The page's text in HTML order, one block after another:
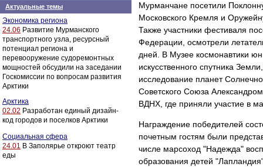
Актуальные темы
Экономика региона
24.06 Развитие Мурманского
транспортного узла, ресурсный
потенциал региона и
перевооружение судоремонтных
мощностей обсудили на заседании
Госкомиссии по вопросам развития
Арктики
Арктика
02.02 Разработан единый дизайн-
код городов и поселков Арктики
Социальная сфера
24.01 В Заполярье откроют театр
еды
Мурманчане посетили
Московского Кремля и
Также участники фестиваля
Федерации, осмотрели
дней. В Музее космонавтики
искусственного спутника
исследование планет
Советского Союза
ВДНХ, где приняли участие в
Награждение победителей
почетным гостям были
числе марсоход "Надежда"
образования детей